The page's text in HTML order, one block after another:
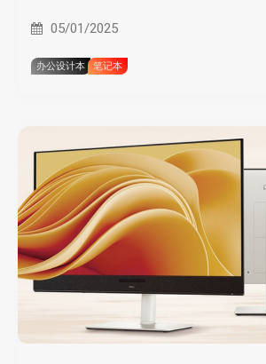
05/01/2025
办公设计本 笔记本